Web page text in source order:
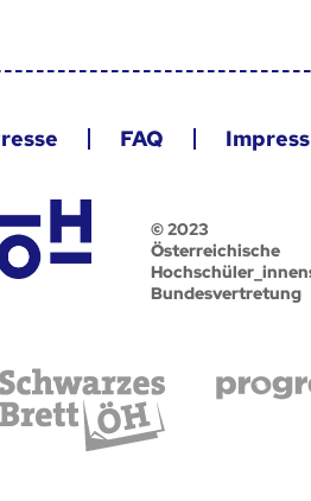
FAQ
© 2023
Österreichische
Bundesvertretung